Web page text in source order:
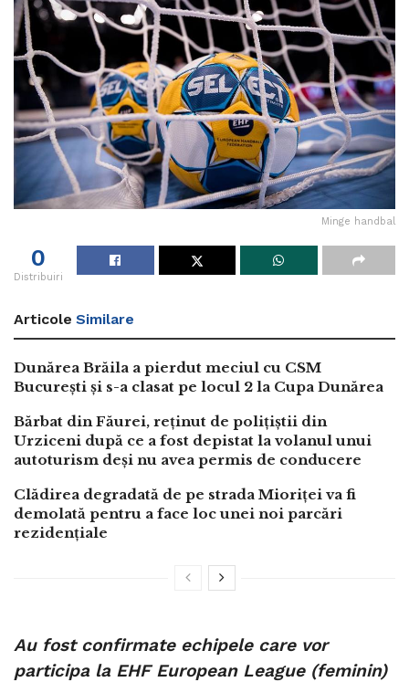
Minge handbal
0
Distribuiri
Articole Similare
Dunărea Brăila a pierdut meciul cu CSM
București și s-a clasat pe locul 2 la Cupa Dunărea
Bărbat din Făurei, reținut de polițiștii din
Urziceni după ce a fost depistat la volanul unui
autoturism deși nu avea permis de conducere
Clădirea degradată de pe strada Mioriței va fi
demolată pentru a face loc unei noi parcări
rezidențiale
Au fost confirmate echipele care vor
participa la EHF European League (feminin)